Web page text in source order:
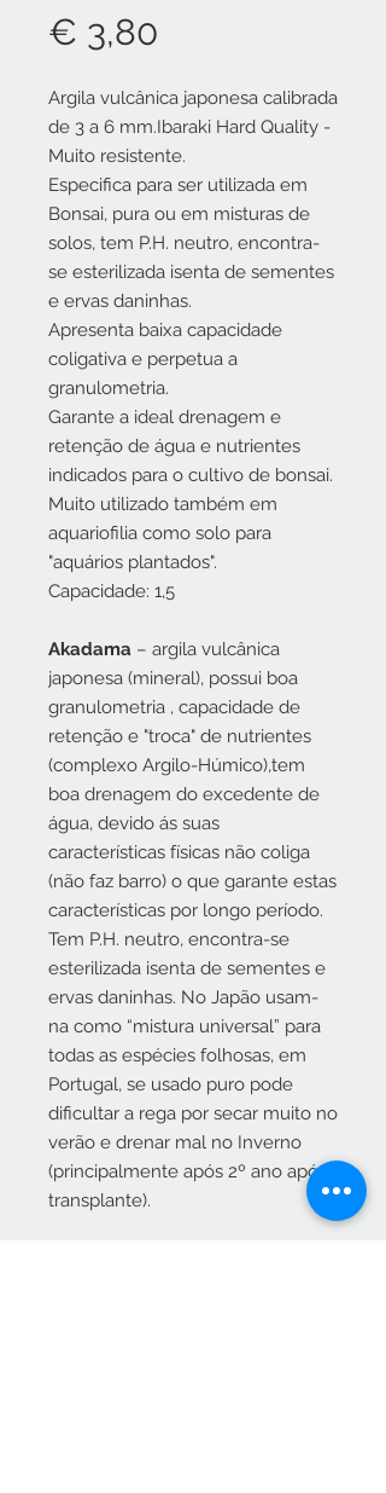
€ 3,80
Argila vulcânica japonesa calibrada
de 3 a 6 mm.Ibaraki Hard Quality -
Muito resistente.
Especifica para ser utilizada em
Bonsai, pura ou em misturas de
solos, tem P.H. neutro, encontra-
se esterilizada isenta de sementes
e ervas daninhas.
Apresenta baixa capacidade
coligativa e perpetua a
granulometria.
Garante a ideal drenagem e
retenção de água e nutrientes
indicados para o cultivo de bonsai.
Muito utilizado também em
aquariofilia como solo para
"aquários plantados".
Capacidade: 1,5
Akadama – argila vulcânica
japonesa (mineral), possui boa
granulometria , capacidade de
retenção e "troca" de nutrientes
(complexo Argilo-Húmico),tem
boa drenagem do excedente de
água, devido ás suas
características físicas não coliga
(não faz barro) o que garante estas
características por longo período.
Tem P.H. neutro, encontra-se
esterilizada isenta de sementes e
ervas daninhas. No Japão usam-
na como “mistura universal” para
todas as espécies folhosas, em
Portugal, se usado puro pode
dificultar a rega por secar muito no
verão e drenar mal no Inverno
(principalmente após 2º ano após
transplante).